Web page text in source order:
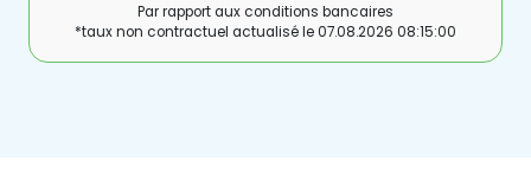
Par rapport aux conditions bancaires
*taux non contractuel actualisé le07.08.2026 08:15:00